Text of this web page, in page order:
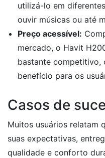
utilizá-lo em
ouvir músicas ou até
Preço acessível:
mercado, o Havit
bastante competitivo,
benefício para os
Casos de
Muitos usuários relatam
suas expectativas,
qualidade e conforto